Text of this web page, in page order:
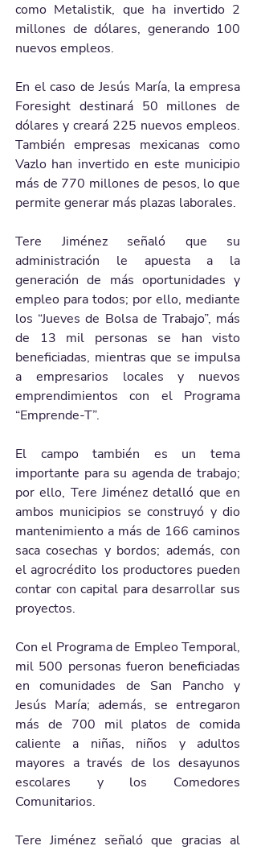
como Metalistik, que ha invertido 2
millones de dólares, generando 100
nuevos empleos.
En el caso de Jesús María, la empresa
Foresight destinará 50 millones de
dólares y creará 225 nuevos empleos.
También empresas mexicanas como
Vazlo han invertido en este municipio
más de 770 millones de pesos, lo que
permite generar más plazas laborales.
Tere Jiménez señaló que su
administración le apuesta a la
generación de más oportunidades y
empleo para todos; por ello, mediante
los “Jueves de Bolsa de Trabajo”, más
de 13 mil personas se han visto
beneficiadas, mientras que se impulsa
a empresarios locales y nuevos
emprendimientos con el Programa
“Emprende-T”.
El campo también es un tema
importante para su agenda de trabajo;
por ello, Tere Jiménez detalló que en
ambos municipios se construyó y dio
mantenimiento a más de 166 caminos
saca cosechas y bordos; además, con
el agrocrédito los productores pueden
contar con capital para desarrollar sus
proyectos.
Con el Programa de Empleo Temporal,
mil 500 personas fueron beneficiadas
en comunidades de San Pancho y
Jesús María; además, se entregaron
más de 700 mil platos de comida
caliente a niñas, niños y adultos
mayores a través de los desayunos
escolares y los Comedores
Comunitarios.
Tere Jiménez señaló que gracias al